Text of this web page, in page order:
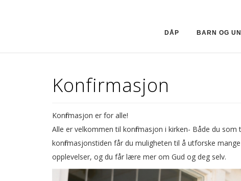
DÅP BARN OG
Konfirmasjon
Konfirmasjon er for alle!
Alle er velkommen til konfirmasjon i kirken- Både du som
konfirmasjonstiden får du muligheten til å utforske
opplevelser, og du får lære mer om Gud og deg selv.